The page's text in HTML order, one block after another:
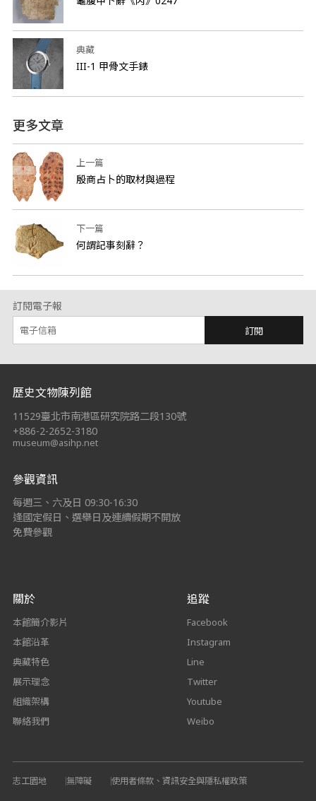
典藏
III-1 甲骨文手錶
更多文章
上一篇
殷商占卜的取材與過程
下一篇
何謂記事刻辭？
訂閱電子報
訂閱
:::
歷史文物陳列館
11529臺北市南港區研究院路二段130號
+886-2-2652-3180
museum@asihp.net
參觀資訊
每週三、六及日 09:30-16:30
逢國定假日、選舉日及連續假期不開放
免費參觀
關於
本館簡介影片
本館沿革
典藏特色
展示理念
組織架構
聯絡我們
追蹤
Facebook
Instagram
Line
Twitter
Youtube
Weibo
志工園地 無障礙 使用者條款、資訊安全與隱私權政策